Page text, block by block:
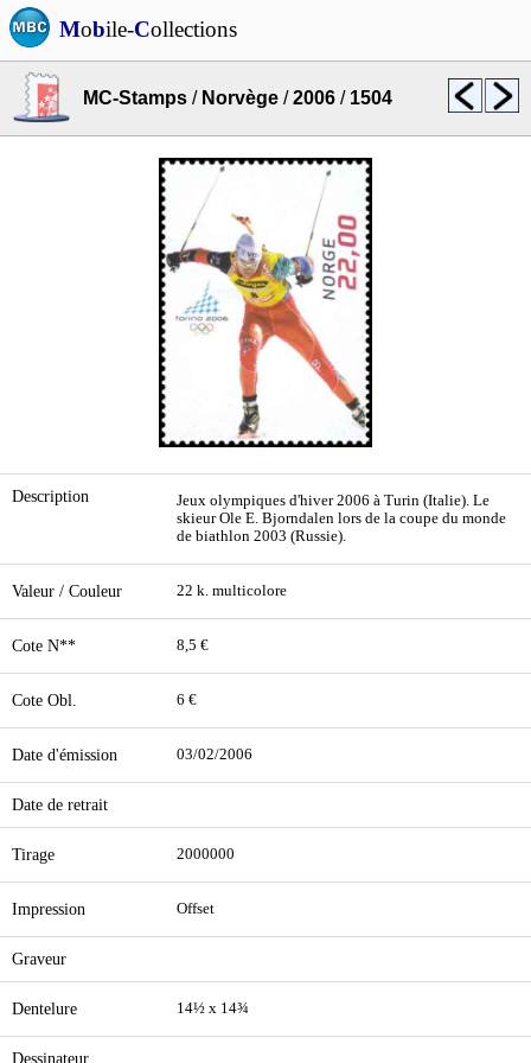
Mobile-Collections
MC-Stamps / Norvège /2006 / 1504
Description
Jeux olympiques d'hiver 2006 à Turin (Italie). Le
skieur Ole E. Bjorndalen lors de la coupe du monde
de biathlon 2003 (Russie).
Valeur / Couleur 22 k. multicolore
Cote N** 8,5 €
Cote Obl. 6 €
Date d'émission 03/02/2006
Date de retrait
Tirage 2000000
Impression Offset
Graveur
Dentelure 14½ x 14¾
Dessinateur